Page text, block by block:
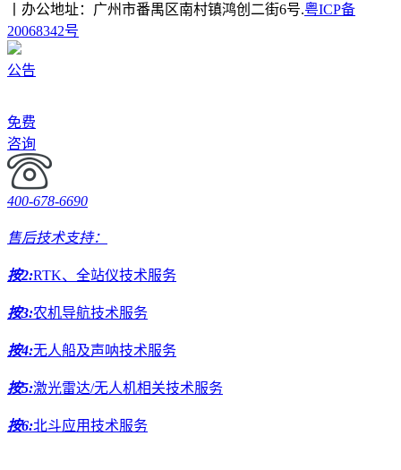
丨办公地址：广州市番禺区南村镇鸿创二街6号.粤ICP备
20068342号
公告
免费
咨询
400-678-6690
售后技术支持：
按2:RTK、全站仪技术服务
按3:农机导航技术服务
按4:无人船及声呐技术服务
按5:激光雷达/无人机相关技术服务
按6:北斗应用技术服务